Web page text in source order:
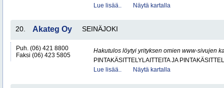
Lue lisää..
Näytä kartalla
20. Akateg Oy SEINÄJOKI
Puh. (06) 421 8800
Faksi (06) 423 5805
Hakutulos löytyi yrityksen omien www-sivujen
PINTAKÄSITTELYLAITTEITA JA
Lue lisää..
Näytä kartalla